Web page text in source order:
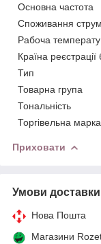
Основна частота
Споживання
Рабоча
Країна
Тип
Товарна група
Тональність
Торгівельна марка
Приховати
Умови доставки
Нова Пошта
Магазини